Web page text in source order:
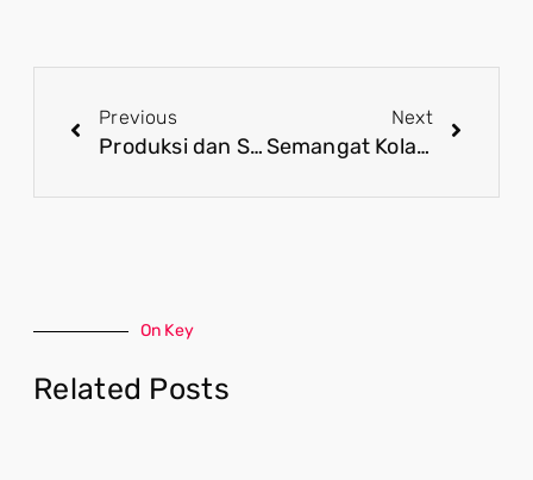
Previous
Produksi dan Stok Beras Membaik, Indonesia Makin Dekat pada Kemandirian Pangan
Next
Semangat Kolaborasi Dorong Pemberdayaan UMKM di Sektor Perikanan
On Key
Related Posts